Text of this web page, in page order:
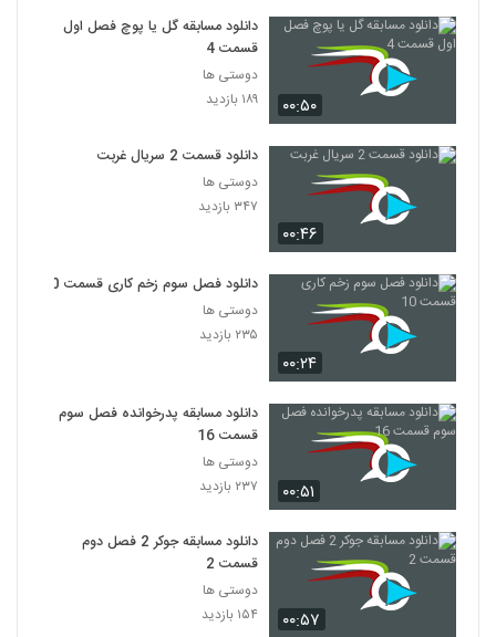
۰۰:۵۰
دانلود مسابقه گل یا پوچ فصل اول
قسمت 4
دوستی ها
۱۸۹ بازدید
۰۰:۴۶
دانلود قسمت 2 سریال غربت
دوستی ها
۳۴۷ بازدید
۰۰:۲۴
دانلود فصل سوم زخم کاری قسمت 10
دوستی ها
۲۳۵ بازدید
۰۰:۵۱
دانلود مسابقه پدرخوانده فصل سوم
قسمت 16
دوستی ها
۲۳۷ بازدید
۰۰:۵۷
دانلود مسابقه جوکر 2 فصل دوم
قسمت 2
دوستی ها
۱۵۴ بازدید